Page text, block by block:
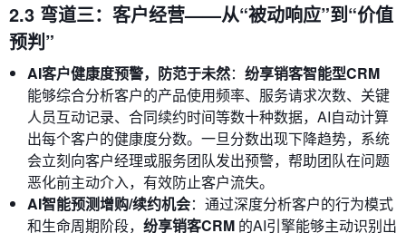
2.3 弯道三：客户经营——从“被动响应”到“价值
预判”
AI客户健康度预警，防范于未然： 纷享销客智能型CRM
能够综合分析客户的产品使用频率、服务请求次数、关键
人员互动记录、合同续约时间等数十种数据，AI自动计算
出每个客户的健康度分数。一旦分数出现下降趋势，系统
会立刻向客户经理或服务团队发出预警，帮助团队在问题
恶化前主动介入，有效防止客户流失。
AI智能预测增购/续约机会：通过深度分析客户的行为模式
和生命周期阶段， 纷享销客CRM 的AI引擎能够主动识别出